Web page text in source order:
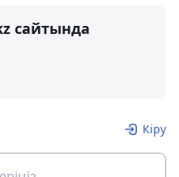
сайтында
Кіру